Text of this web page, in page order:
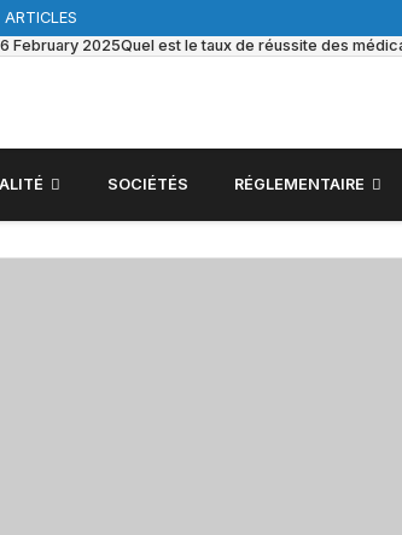
ARTICLES
6 February 2025Quel est le taux de réussite des
SOCIÉTÉS RÉGLEMENTAIRE